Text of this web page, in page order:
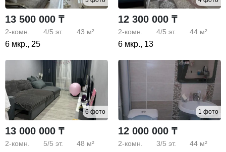
13 500 000 ₸
2-комн. 4/5 эт. 43 м²
6 мкр., 25
12 300 000 ₸
2-комн. 4/5 эт. 44 м²
6 мкр., 13
6 фото
13 000 000 ₸
2-комн. 5/5 эт. 48 м²
1 фото
12 000 000 ₸
2-комн. 3/5 эт. 44 м²